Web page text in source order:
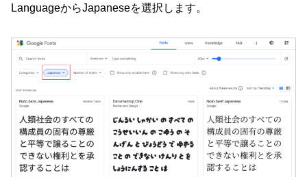
LanguageからJapaneseを選択します。